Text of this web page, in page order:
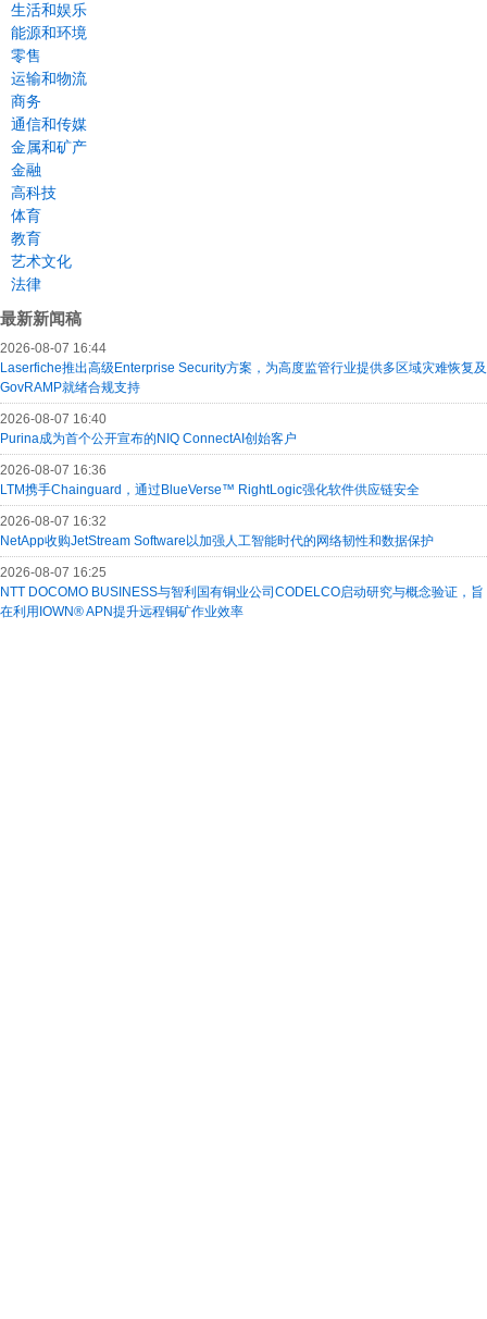
生活和娱乐
能源和环境
零售
运输和物流
商务
通信和传媒
金属和矿产
金融
高科技
体育
教育
艺术文化
法律
最新新闻稿
2026-08-07 16:44
Laserfiche推出高级Enterprise Security方案，为高度监管行业提供多区域灾难恢复及
GovRAMP就绪合规支持
2026-08-07 16:40
Purina成为首个公开宣布的NIQ ConnectAI创始客户
2026-08-07 16:36
LTM携手Chainguard，通过BlueVerse™ RightLogic强化软件供应链安全
2026-08-07 16:32
NetApp收购JetStream Software以加强人工智能时代的网络韧性和数据保护
2026-08-07 16:25
NTT DOCOMO BUSINESS与智利国有铜业公司CODELCO启动研究与概念验证，旨
在利用IOWN® APN提升远程铜矿作业效率